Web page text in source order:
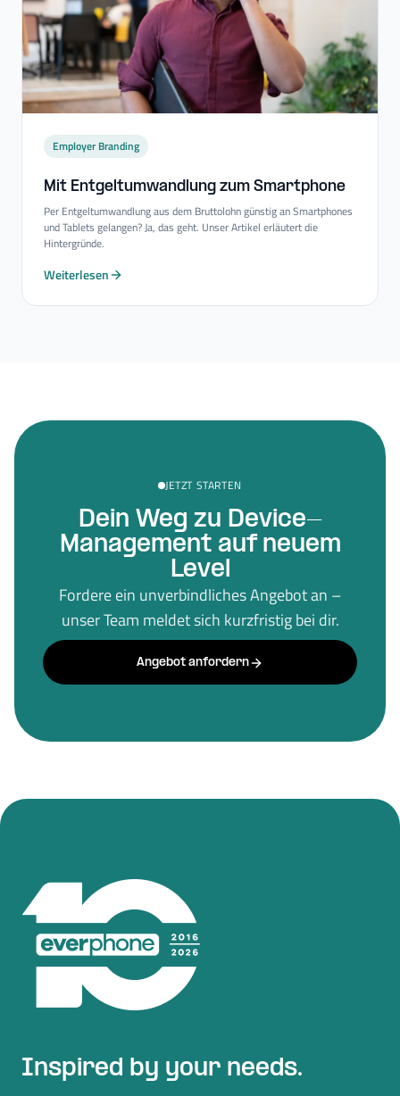
Employer Branding
Mit Entgeltumwandlung zum Smartphone
Per Entgeltumwandlung aus dem Bruttolohn günstig an Smartphones
und Tablets gelangen? Ja, das geht. Unser Artikel erläutert die
Hintergründe.
Weiterlesen
JETZT STARTEN
Dein Weg zu Device-
Management auf neuem
Level
Fordere ein unverbindliches Angebot an –
unser Team meldet sich kurzfristig bei dir.
Angebot anfordern
Inspired by your needs.